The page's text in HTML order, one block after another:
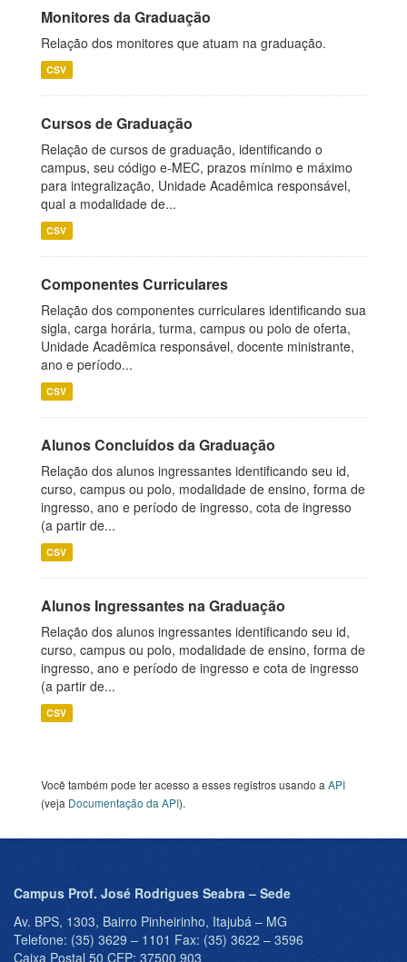
Monitores da Graduação
Relação dos monitores que atuam na graduação.
CSV
Cursos de Graduação
Relação de cursos de graduação, identificando o
campus, seu código e-MEC, prazos mínimo e máximo
para integralização, Unidade Acadêmica responsável,
qual a modalidade de...
CSV
Componentes Curriculares
Relação dos componentes curriculares identificando sua
sigla, carga horária, turma, campus ou polo de oferta,
Unidade Acadêmica responsável, docente ministrante,
ano e período...
CSV
Alunos Concluídos da Graduação
Relação dos alunos ingressantes identificando seu id,
curso, campus ou polo, modalidade de ensino, forma de
ingresso, ano e período de ingresso, cota de ingresso
(a partir de...
CSV
Alunos Ingressantes na Graduação
Relação dos alunos ingressantes identificando seu id,
curso, campus ou polo, modalidade de ensino, forma de
ingresso, ano e período de ingresso e cota de ingresso
(a partir de...
CSV
Você também pode ter acesso a esses registros usando a API
(veja Documentação da API).
Campus Prof. José Rodrigues Seabra – Sede
Av. BPS, 1303, Bairro Pinheirinho, Itajubá – MG
Telefone: (35) 3629 – 1101 Fax: (35) 3622 – 3596
Caixa Postal 50 CEP: 37500 903